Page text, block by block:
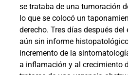
se trataba de una tumoración
lo que se colocó un
derecho. Tres días después
aún sin informe
incremento de la
a inflamación y al crecimiento